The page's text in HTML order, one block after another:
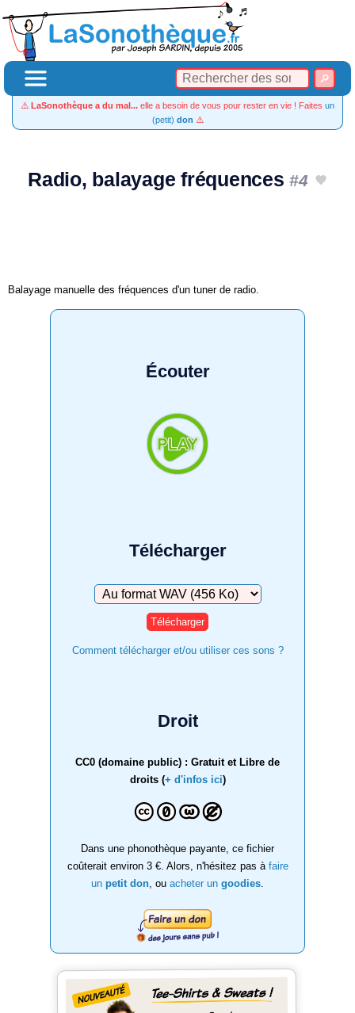
⚠️ LaSonothèque a du mal... elle a besoin de vous pour rester en vie ! Faites un
(petit) don ⚠️
Radio, balayage fréquences#4
Balayage manuelle des fréquences d'un tuner de radio.
Écouter
Télécharger
Télécharger
Comment télécharger et/ou utiliser ces sons ?
Droit
CC0 (domaine public) : Gratuit et Libre de
droits (+ d'infos ici)
Dans une phonothèque payante, ce fichier
coûterait environ 3 €. Alors, n'hésitez pas à faire
un petit don , ou acheter un goodies